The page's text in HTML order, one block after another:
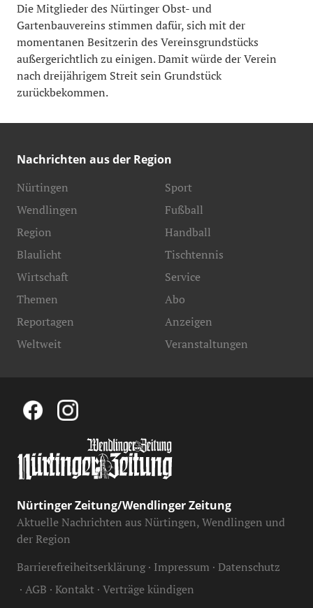
Die Mitglieder des Nürtinger Obst- und
Gartenbauvereins stimmen dafür, sich mit der
momentanen Besitzerin des Vereinsgrundstücks
außergerichtlich zu einigen. Damit würde der Verein
nach dreijährigem Streit sein Grundstück
zurückbekommen.
Nachrichten aus der Region
Nürtingen
Wendlingen
Region
Blaulicht
Sport
Fußball
Handball
Tischtennis
Wirtschaft
Themen
Reportagen
Weltweit
Service
Abo
Anzeigen
Veranstaltungen
Nürtinger Zeitung/Wendlinger Zeitung
Aktuelle Nachrichten aus Nürtingen, Wendlingen und
der Region
Barrierefreiheitserklärung Impressum Datenschutz
AGB Kontakt Verträge kündigen